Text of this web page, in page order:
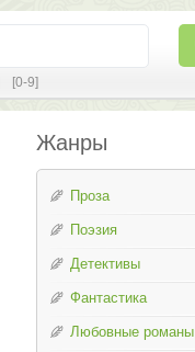
[0-9]
Жанры
Проза
Поэзия
Детективы
Фантастика
Любовные романы